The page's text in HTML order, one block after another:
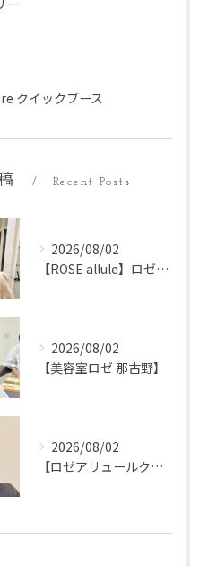
ー
クイックブース
Recent Posts
2026/08/02
【ROSE allule】ロゼアリュール
2026/08/02
【美容室ロゼ 那古野】
2026/08/02
【ロゼアリュールクイックブース】